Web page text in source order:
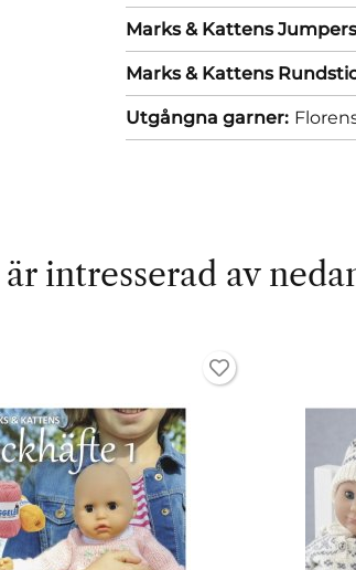
Marks & Kattens
Marks & Kattens
Utgångna garner:
intresserad av